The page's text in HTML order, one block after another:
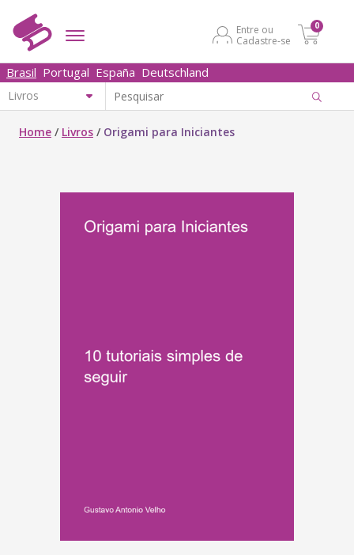
Entre ou
Cadastre-se
0
Brasil Portugal España Deutschland
Home / Livros / Origami para Iniciantes